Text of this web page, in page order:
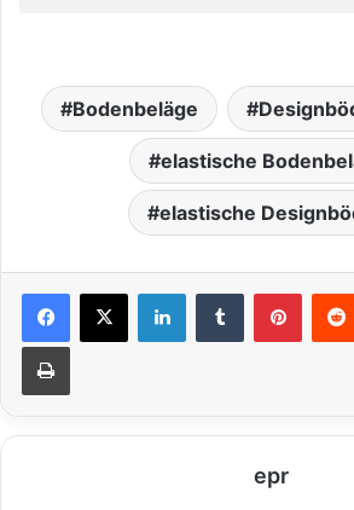
Bodenbeläge
elastische
elastische
epr